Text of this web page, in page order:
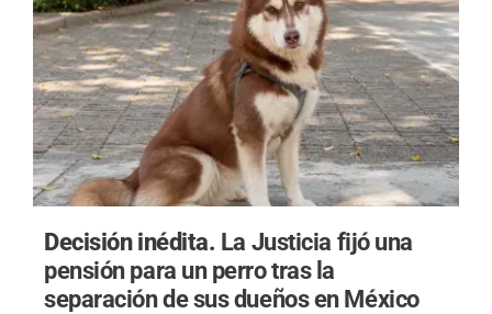
Decisión inédita. La Justicia fijó una
pensión para un perro tras la
separación de sus dueños en México